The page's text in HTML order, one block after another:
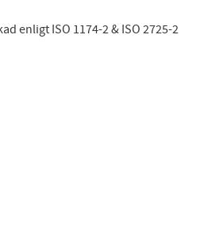
enligt ISO 1174-2 & ISO 2725-2
i favoriter